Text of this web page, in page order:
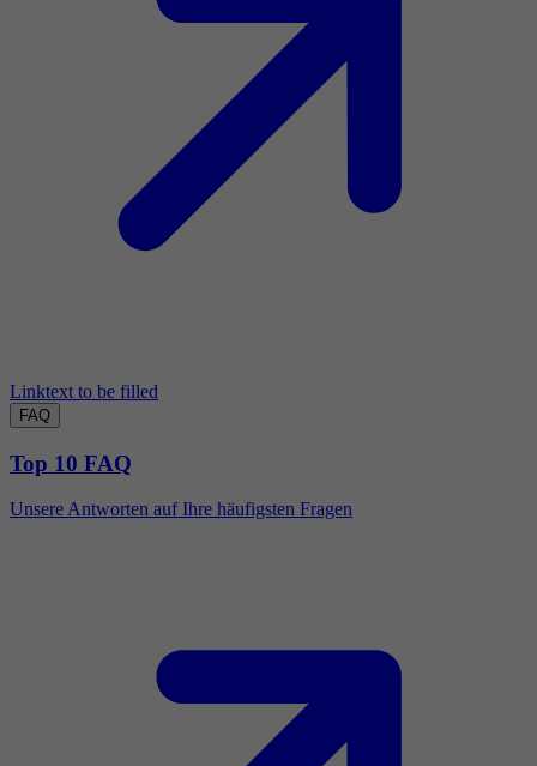
Linktext to be filled
FAQ
Top 10 FAQ
Unsere Antworten auf Ihre häufigsten Fragen